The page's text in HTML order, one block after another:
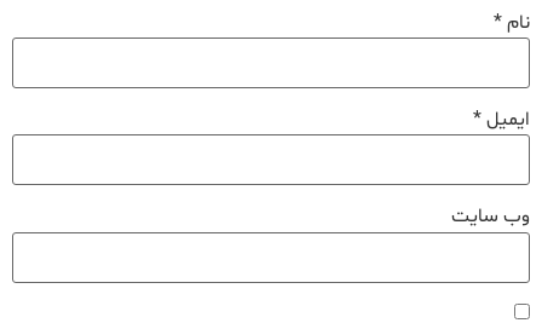
نام*
ایمیل*
وب‌ سایت